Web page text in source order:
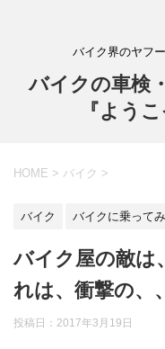
バイク界のヤフ
バイクの車検
『よう
HOME > バイク >
バイク バイクに乗って
バイク屋の敵は
れは、衝撃の、
投稿日： 2017年3月19日